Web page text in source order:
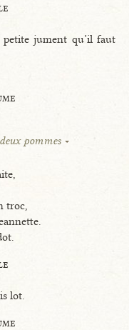
jument qu’il faut
pommes
troc,
lot.